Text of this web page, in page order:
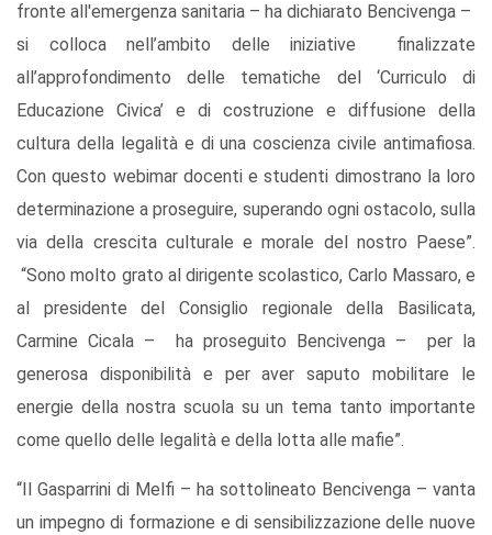
fronte all'emergenza sanitaria – ha dichiarato Bencivenga –
si colloca nell’ambito delle iniziative finalizzate
all’approfondimento delle tematiche del ‘Curriculo di
Educazione Civica’ e di costruzione e diffusione della
cultura della legalità e di una coscienza civile antimafiosa.
Con questo webimar docenti e studenti dimostrano la loro
determinazione a proseguire, superando ogni ostacolo, sulla
via della crescita culturale e morale del nostro Paese”.
“Sono molto grato al dirigente scolastico, Carlo Massaro, e
al presidente del Consiglio regionale della Basilicata,
Carmine Cicala – ha proseguito Bencivenga – per la
generosa disponibilità e per aver saputo mobilitare le
energie della nostra scuola su un tema tanto importante
come quello delle legalità e della lotta alle mafie”.
“Il Gasparrini di Melfi – ha sottolineato Bencivenga – vanta
un impegno di formazione e di sensibilizzazione delle nuove